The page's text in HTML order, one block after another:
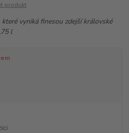
produkt
vyniká finesou zdejší královské
l